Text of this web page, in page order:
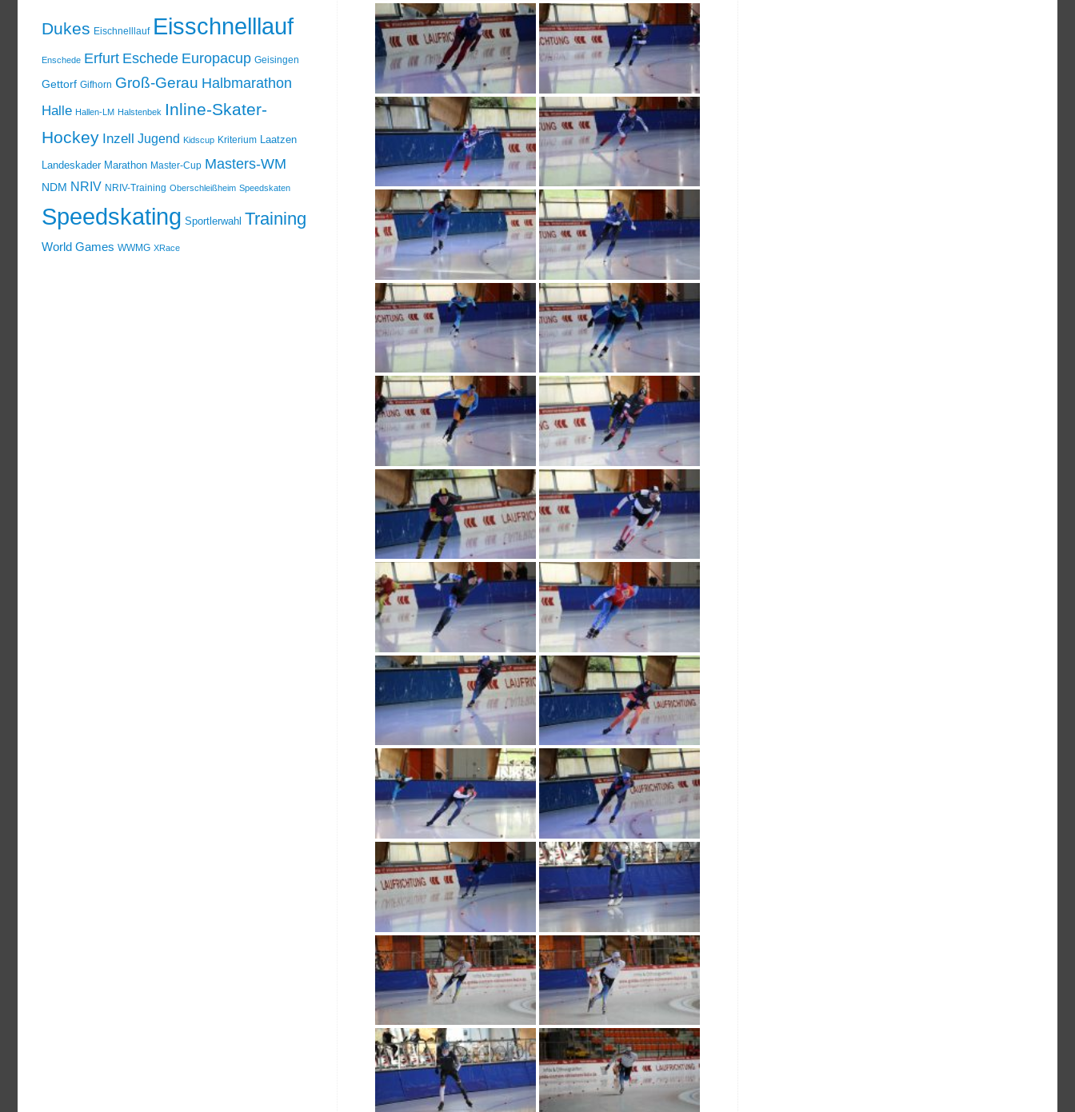
Dukes Eischnelllauf Eisschnelllauf
Enschede Erfurt Eschede Europacup Geisingen
Gettorf Gifhorn Groß-Gerau Halbmarathon
Halle Hallen-LM Halstenbek Inline-Skater-
Hockey Inzell Jugend Kidscup Kriterium Laatzen
Landeskader Marathon Master-Cup Masters-WM
NDM NRIV NRIV-Training Oberschleißheim Speedskaten
Speedskating Sportlerwahl Training
World Games WWMG XRace